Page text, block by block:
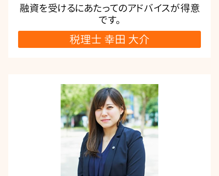
融資を受けるにあたってのアドバイスが得意
です。
税理士 幸田 大介